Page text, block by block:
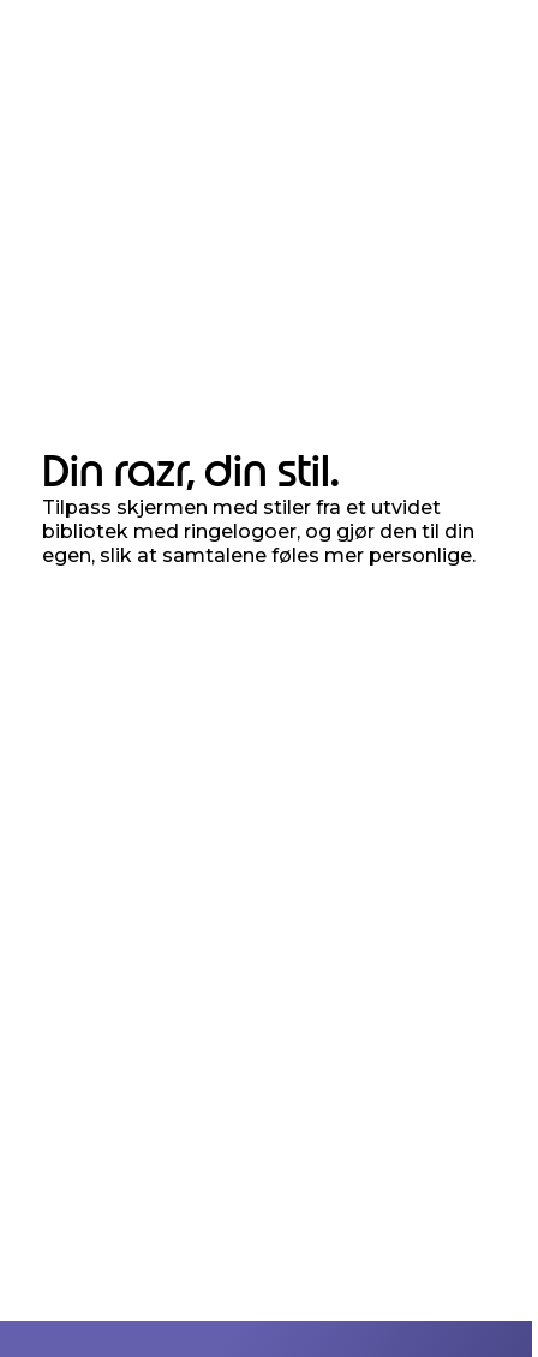
Din razr, din stil.
Tilpass skjermen med stiler fra et utvidet
bibliotek med ringelogoer, og gjør den til din
egen, slik at samtalene føles mer personlige.